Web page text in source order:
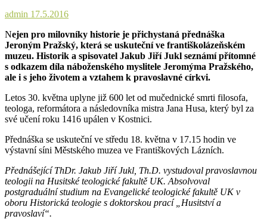
admin 17.5.2016
Nejen pro milovníky historie je přichystaná přednáška
Jeroným Pražský, která se uskuteční ve františkolázeňském
muzeu. Historik a spisovatel Jakub Jiří Jukl seznámí přítomné
s odkazem díla náboženského myslitele Jeromýma Pražského,
ale i s jeho životem a vztahem k pravoslavné církvi.
Letos 30. května uplyne již 600 let od mučednické smrti filosofa,
teologa, reformátora a následovníka mistra Jana Husa, který byl za
své učení roku 1416 upálen v Kostnici.
Přednáška se uskuteční ve středu 18. května v 17.15 hodin ve
výstavní síni Městského muzea ve Františkových Lázních.
Přednášející ThDr. Jakub Jiří Jukl, Th.D. vystudoval pravoslavnou
teologii na Husitské teologické fakultě UK. Absolvoval
postgraduální studium na Evangelické teologické fakultě UK v
oboru Historická teologie s doktorskou prací „Husitství a
pravoslaví“.